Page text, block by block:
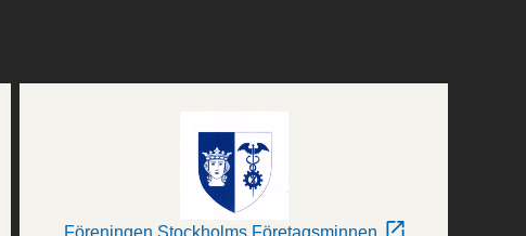
Föreningen Stockholms Företagsminnen